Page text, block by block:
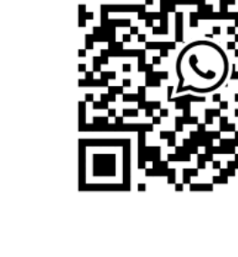
ore 11:30 - Lucca, Scuola
- Viale Castruccio
murales in
curato dal Liceo
ore 18 - Fiano
- Messa in
celebrata da mons.
di Lucca
ore 20.30 -
al Cippo di don
Memoria in alcuni
Ritrovo alle ore
con conclusione al